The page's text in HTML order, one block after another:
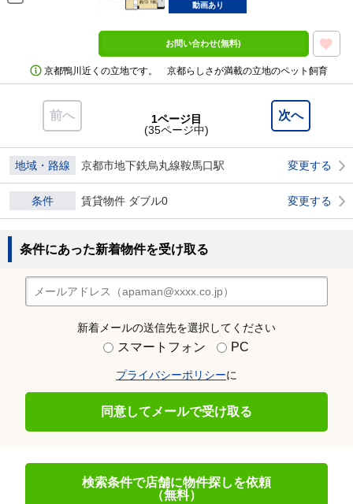
動画あり
お問い合わせ(無料)
京都鴨川近くの立地です。 京都らしさが満載の立地のペット飼育
前へ 次へ
1ページ目
(35ページ中)
地域・路線 京都市地下鉄烏丸線鞍馬口駅 変更する
条件 賃貸物件 ダブル0 変更する
条件にあった新着物件を受け取る
新着メールの送信先を選択してください
スマートフォン PC
プライバシーポリシーに
同意してメールで受け取る
検索条件で店舗に物件探しを依頼
（無料）